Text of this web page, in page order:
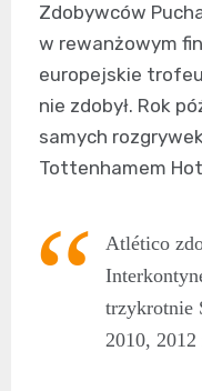
Zdobywców
w rewanżowym
europejskie
nie zdobył. Rok
samych
Tottenhamem
Atlético
trzykrotnie
2010,